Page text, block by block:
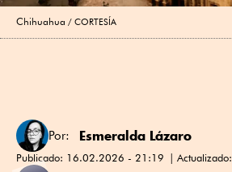
Chihuahua CORTESÍA
Por: Esmeralda Lázaro
Publicado: 16.02.2026 - 21:19 Actualizado: